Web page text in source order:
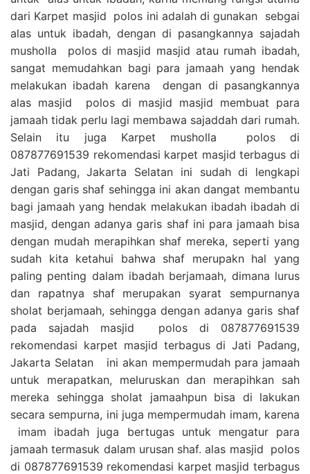
dari Karpet masjid polos ini adalah di gunakan sebgai
alas untuk ibadah, dengan di pasangkannya sajadah
musholla polos di masjid masjid atau rumah ibadah,
sangat memudahkan bagi para jamaah yang hendak
melakukan ibadah karena dengan di pasangkannya
alas masjid polos di masjid masjid membuat para
jamaah tidak perlu lagi membawa sajaddah dari rumah.
Selain itu juga Karpet musholla polos di
087877691539 rekomendasi karpet masjid terbagus di
Jati Padang, Jakarta Selatan ini sudah di lengkapi
dengan garis shaf sehingga ini akan dangat membantu
bagi jamaah yang hendak melakukan ibadah ibadah di
masjid, dengan adanya garis shaf ini para jamaah bisa
dengan mudah merapihkan shaf mereka, seperti yang
sudah kita ketahui bahwa shaf merupakn hal yang
paling penting dalam ibadah berjamaah, dimana lurus
dan rapatnya shaf merupakan syarat sempurnanya
sholat berjamaah, sehingga dengan adanya garis shaf
pada sajadah masjid polos di 087877691539
rekomendasi karpet masjid terbagus di Jati Padang,
Jakarta Selatan ini akan mempermudah para jamaah
untuk merapatkan, meluruskan dan merapihkan sah
mereka sehingga sholat jamaahpun bisa di lakukan
secara sempurna, ini juga mempermudah imam, karena
imam ibadah juga bertugas untuk mengatur para
jamaah termasuk dalam urusan shaf. alas masjid polos
di 087877691539 rekomendasi karpet masjid terbagus